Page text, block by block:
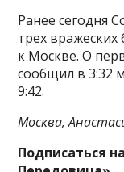
Ранее сегодня
трех
к Москве. О
сообщил в 3:32
9:42.
Москва,
Подписаться